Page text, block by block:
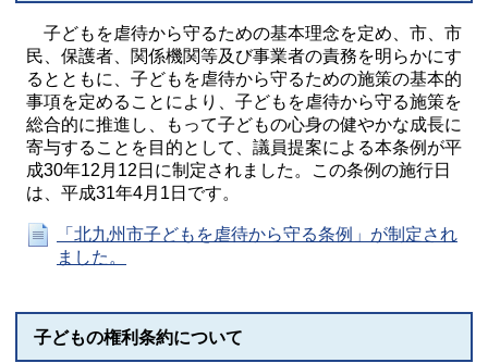
子どもを虐待から守るための基本理念を定め、市、市
民、保護者、関係機関等及び事業者の責務を明らかにす
るとともに、子どもを虐待から守るための施策の基本的
事項を定めることにより、子どもを虐待から守る施策を
総合的に推進し、もって子どもの心身の健やかな成長に
寄与することを目的として、議員提案による本条例が平
成30年12月12日に制定されました。この条例の施行日
は、平成31年4月1日です。
「北九州市子どもを虐待から守る条例」が制定され
ました。
子どもの権利条約について